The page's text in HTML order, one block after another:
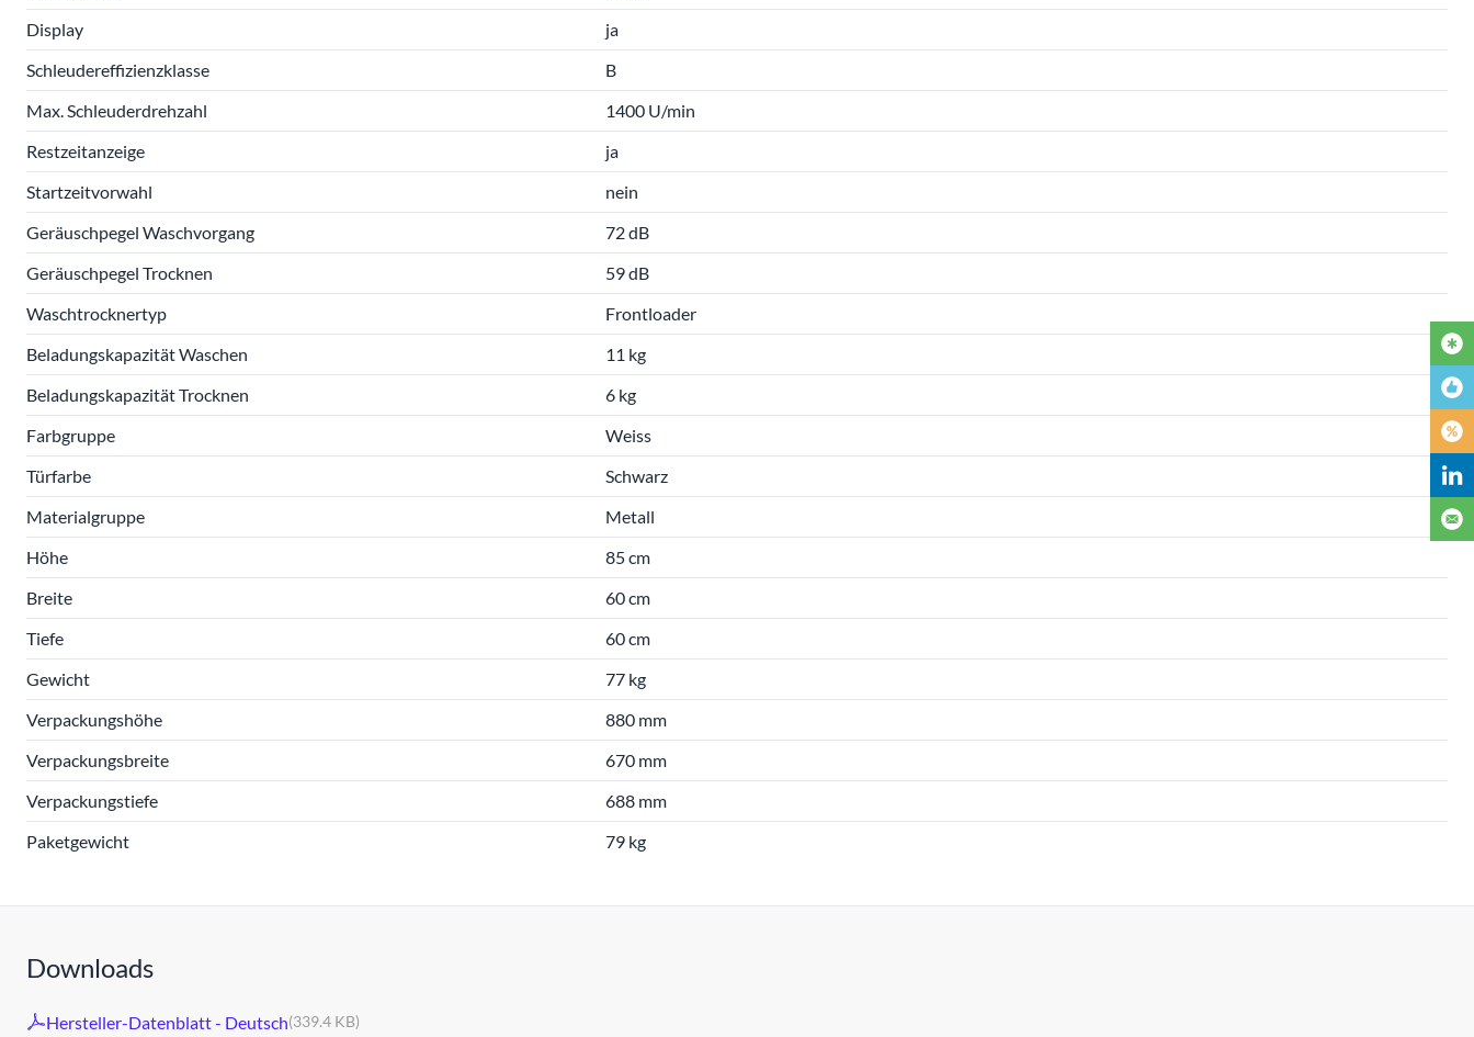
Display
ja
Schleudereffizienzklasse
B
Max. Schleuderdrehzahl
1400 U/min
Restzeitanzeige
ja
Startzeitvorwahl
nein
Geräuschpegel Waschvorgang
72 dB
Geräuschpegel Trocknen
59 dB
Waschtrocknertyp
Frontloader
Beladungskapazität Waschen
11 kg
Beladungskapazität Trocknen
6 kg
Farbgruppe
Weiss
Türfarbe
Schwarz
Materialgruppe
Metall
Höhe
85 cm
Breite
60 cm
Tiefe
60 cm
Gewicht
77 kg
Verpackungshöhe
880 mm
Verpackungsbreite
670 mm
Verpackungstiefe
688 mm
Paketgewicht
79 kg
Downloads
Hersteller-Datenblatt - Deutsch(339.4 KB)